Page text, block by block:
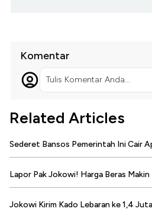
Komentar
Tulis Komentar Anda...
Related Articles
Sederet Bansos Pemerintah Ini Cair
Lapor Pak Jokowi! Harga Beras
Jokowi Kirim Kado Lebaran ke 1,4